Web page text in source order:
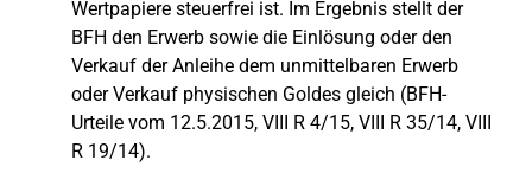
Wertpapiere steuerfrei ist. Im Ergebnis stellt der
BFH den Erwerb sowie die Einlösung oder den
Verkauf der Anleihe dem unmittelbaren Erwerb
oder Verkauf physischen Goldes gleich (BFH-
Urteile vom 12.5.2015, VIII R 4/15, VIII R 35/14, VIII
R 19/14).